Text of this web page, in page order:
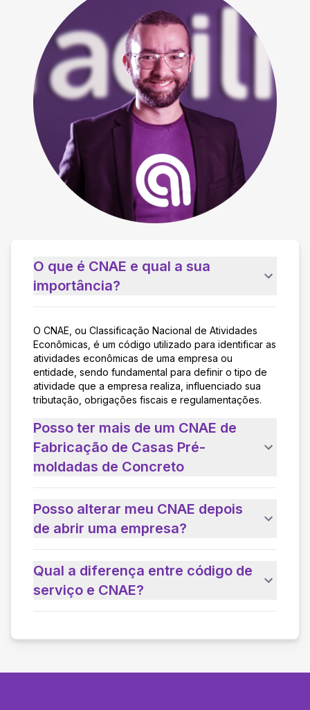
O que é CNAE e qual a sua
importância?
O CNAE, ou Classificação Nacional de Atividades
Econômicas, é um código utilizado para identificar as
atividades econômicas de uma empresa ou
entidade, sendo fundamental para definir o tipo de
atividade que a empresa realiza, influenciado sua
tributação, obrigações fiscais e regulamentações.
Posso ter mais de um CNAE de
Fabricação de Casas Pré-
moldadas de Concreto
Posso alterar meu CNAE depois
de abrir uma empresa?
Qual a diferença entre código de
serviço e CNAE?